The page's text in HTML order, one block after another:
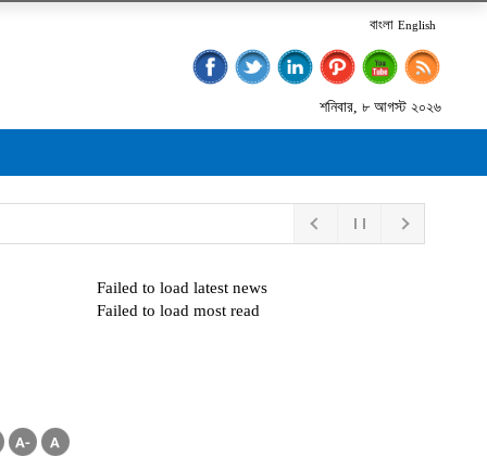
বাংলা English
শনিবার, ৮ আগস্ট ২০২৬
Failed to load latest news
Failed to load most read